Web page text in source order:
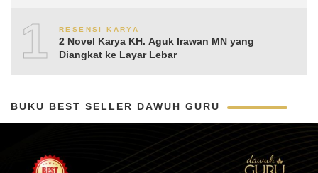
10RESENSI KARYA
2 Novel Karya KH. Aguk Irawan MN yang
Diangkat ke Layar Lebar
BUKU BEST SELLER DAWUH GURU